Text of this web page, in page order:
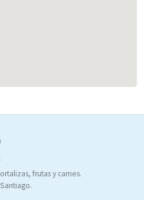
frutas y carnes.